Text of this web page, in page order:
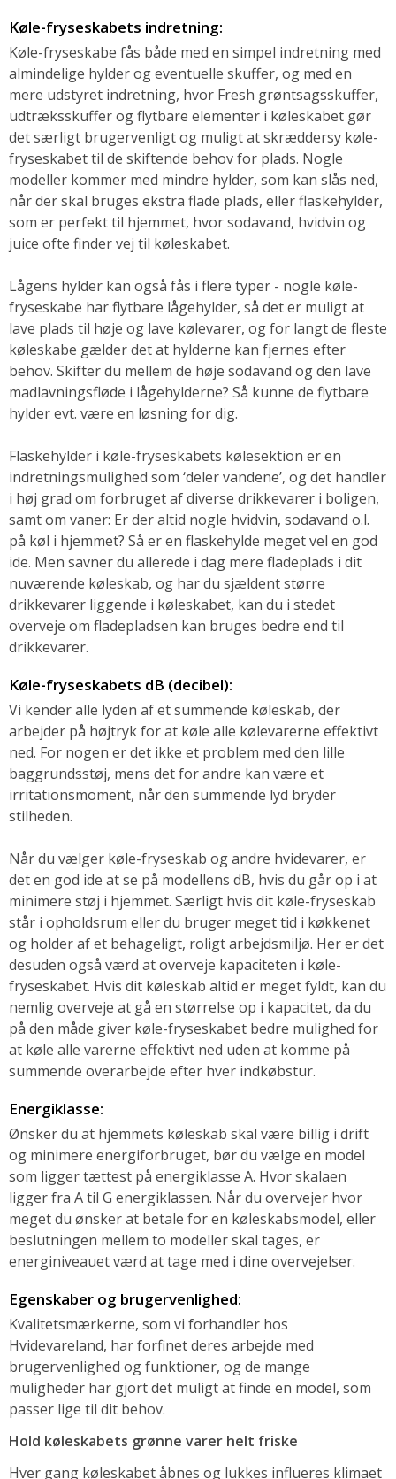
Køle-fryseskabets indretning:
Køle-fryseskabe fås både med en simpel indretning med
almindelige hylder og eventuelle skuffer, og med en
mere udstyret indretning, hvor Fresh grøntsagsskuffer,
udtræksskuffer og flytbare elementer i køleskabet gør
det særligt brugervenligt og muligt at skræddersy køle-
fryseskabet til de skiftende behov for plads. Nogle
modeller kommer med mindre hylder, som kan slås ned,
når der skal bruges ekstra flade plads, eller flaskehylder,
som er perfekt til hjemmet, hvor sodavand, hvidvin og
juice ofte finder vej til køleskabet.
Lågens hylder kan også fås i flere typer - nogle køle-
fryseskabe har flytbare lågehylder, så det er muligt at
lave plads til høje og lave kølevarer, og for langt de fleste
køleskabe gælder det at hylderne kan fjernes efter
behov. Skifter du mellem de høje sodavand og den lave
madlavningsfløde i lågehylderne? Så kunne de flytbare
hylder evt. være en løsning for dig.
Flaskehylder i køle-fryseskabets kølesektion er en
indretningsmulighed som ‘deler vandene’, og det handler
i høj grad om forbruget af diverse drikkevarer i boligen,
samt om vaner: Er der altid nogle hvidvin, sodavand o.l.
på køl i hjemmet? Så er en flaskehylde meget vel en god
ide. Men savner du allerede i dag mere fladeplads i dit
nuværende køleskab, og har du sjældent større
drikkevarer liggende i køleskabet, kan du i stedet
overveje om fladepladsen kan bruges bedre end til
drikkevarer.
Køle-fryseskabets dB (decibel):
Vi kender alle lyden af et summende køleskab, der
arbejder på højtryk for at køle alle kølevarerne effektivt
ned. For nogen er det ikke et problem med den lille
baggrundsstøj, mens det for andre kan være et
irritationsmoment, når den summende lyd bryder
stilheden.
Når du vælger køle-fryseskab og andre hvidevarer, er
det en god ide at se på modellens dB, hvis du går op i at
minimere støj i hjemmet. Særligt hvis dit køle-fryseskab
står i opholdsrum eller du bruger meget tid i køkkenet
og holder af et behageligt, roligt arbejdsmiljø. Her er det
desuden også værd at overveje kapaciteten i køle-
fryseskabet. Hvis dit køleskab altid er meget fyldt, kan du
nemlig overveje at gå en størrelse op i kapacitet, da du
på den måde giver køle-fryseskabet bedre mulighed for
at køle alle varerne effektivt ned uden at komme på
summende overarbejde efter hver indkøbstur.
Energiklasse:
Ønsker du at hjemmets køleskab skal være billig i drift
og minimere energiforbruget, bør du vælge en model
som ligger tættest på energiklasse A. Hvor skalaen
ligger fra A til G energiklassen. Når du overvejer hvor
meget du ønsker at betale for en køleskabsmodel, eller
beslutningen mellem to modeller skal tages, er
energiniveauet værd at tage med i dine overvejelser.
Egenskaber og brugervenlighed:
Kvalitetsmærkerne, som vi forhandler hos
Hvidevareland, har forfinet deres arbejde med
brugervenlighed og funktioner, og de mange
muligheder har gjort det muligt at finde en model, som
passer lige til dit behov.
Hold køleskabets grønne varer helt friske
Hver gang køleskabet åbnes og lukkes influeres klimaet